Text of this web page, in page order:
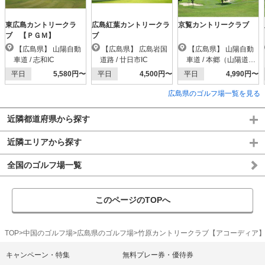
東広島カントリークラ
ブ 【ＰＧＭ】
車道 / 志和IC
平日
5,580円〜
広島紅葉カントリークラ
ブ
道路 / 廿日市IC
平日
4,500円〜
京覧カントリークラブ
車道 / 本郷（山陽道）I
C
平日 4,990円〜
広島県のゴルフ場一覧を見る
近隣都道府県から探す
近隣エリアから探す
全国のゴルフ場一覧
このページのTOPへ
TOP 中国のゴルフ場 広島県のゴルフ場 竹原カントリークラブ【アコーディア】
キャンペーン・特集 無料プレー券・優待券